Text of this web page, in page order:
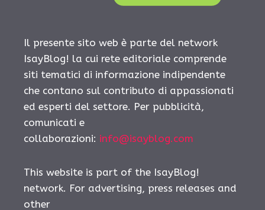
Il presente sito web è parte del network
IsayBlog! la cui rete editoriale comprende
siti tematici di informazione indipendente
che contano sul contributo di appassionati
ed esperti del settore. Per pubblicità,
comunicati e
collaborazioni: info@isayblog.com
This website is part of the IsayBlog!
network. For advertising, press releases and
other